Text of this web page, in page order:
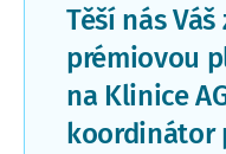
Těší nás
prémiovou
na Klinice
koordinátor